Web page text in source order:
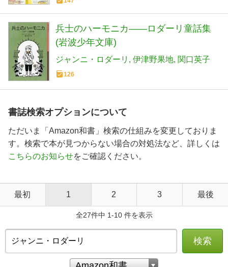
兵士のハーモニカ――ロダーリ童話集
(岩波少年文庫)
ジャンニ・ロダーリ 伊津野果地 関口英子
126
書誌検索オプションについて
ただいま「Amazon和書」検索の仕組みを変更しておりま
す。検索で本が見つからない場合の対処法など、詳しくは
こちらのお知らせをご確認ください。
最初 1 2 3 最後
全27件中 1-10 件を表示
検索